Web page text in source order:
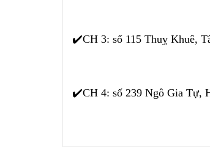
✔️CH 3: số 115 Thuỵ Khuê,
✔️CH 4: số 239 Ngô Gia Tự,